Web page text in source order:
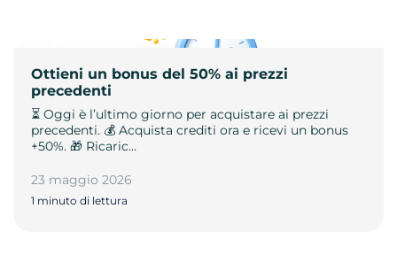
Ottieni un bonus del 50% ai prezzi
precedenti
⏳ Oggi è l’ultimo giorno per acquistare ai prezzi
precedenti. 💰 Acquista crediti ora e ricevi un bonus
+50%. 🎁 Ricaric…
23 maggio 2026
1 minuto di lettura